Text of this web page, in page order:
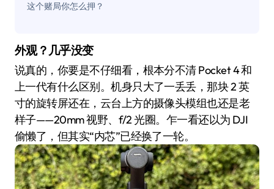
这个赌局你怎么押？
外观？几乎没变
说真的，你要是不仔细看，根本分不清 Pocket 4 和
上一代有什么区别。机身只大了一丢丢，那块 2 英
寸的旋转屏还在，云台上方的摄像头模组也还是老
样子——20mm 视野、f/2 光圈。乍一看还以为 DJI
偷懒了，但其实“内芯”已经换了一轮。